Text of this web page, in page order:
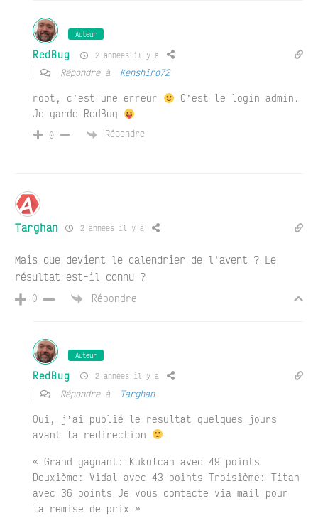
Auteur
RedBug 2 années il y a
Répondre à Kenshiro72
root, c’est une erreur
C’est le login admin.
Je garde RedBug
0 Répondre
Targhan 2 années il y a
Mais que devient le calendrier de l’avent ? Le
résultat est-il connu ?
0 Répondre
Auteur
RedBug 2 années il y a
Répondre à Targhan
Oui, j’ai publié le resultat quelques jours
avant la redirection
« Grand gagnant: Kukulcan avec 49 points
Deuxième: Vidal avec 43 points Troisième: Titan
avec 36 points Je vous contacte via mail pour
la remise de prix »